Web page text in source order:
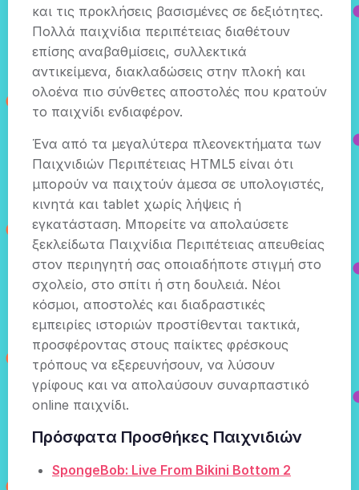
και τις προκλήσεις βασισμένες σε δεξιότητες.
Πολλά παιχνίδια περιπέτειας διαθέτουν
επίσης αναβαθμίσεις, συλλεκτικά
αντικείμενα, διακλαδώσεις στην πλοκή και
ολοένα πιο σύνθετες αποστολές που κρατούν
το παιχνίδι ενδιαφέρον.
Ένα από τα μεγαλύτερα πλεονεκτήματα των
Παιχνιδιών Περιπέτειας HTML5 είναι ότι
μπορούν να παιχτούν άμεσα σε υπολογιστές,
κινητά και tablet χωρίς λήψεις ή
εγκατάσταση. Μπορείτε να απολαύσετε
ξεκλείδωτα Παιχνίδια Περιπέτειας απευθείας
στον περιηγητή σας οποιαδήποτε στιγμή στο
σχολείο, στο σπίτι ή στη δουλειά. Νέοι
κόσμοι, αποστολές και διαδραστικές
εμπειρίες ιστοριών προστίθενται τακτικά,
προσφέροντας στους παίκτες φρέσκους
τρόπους να εξερευνήσουν, να λύσουν
γρίφους και να απολαύσουν συναρπαστικό
online παιχνίδι.
Πρόσφατα Προσθήκες Παιχνιδιών
SpongeBob: Live From Bikini Bottom 2